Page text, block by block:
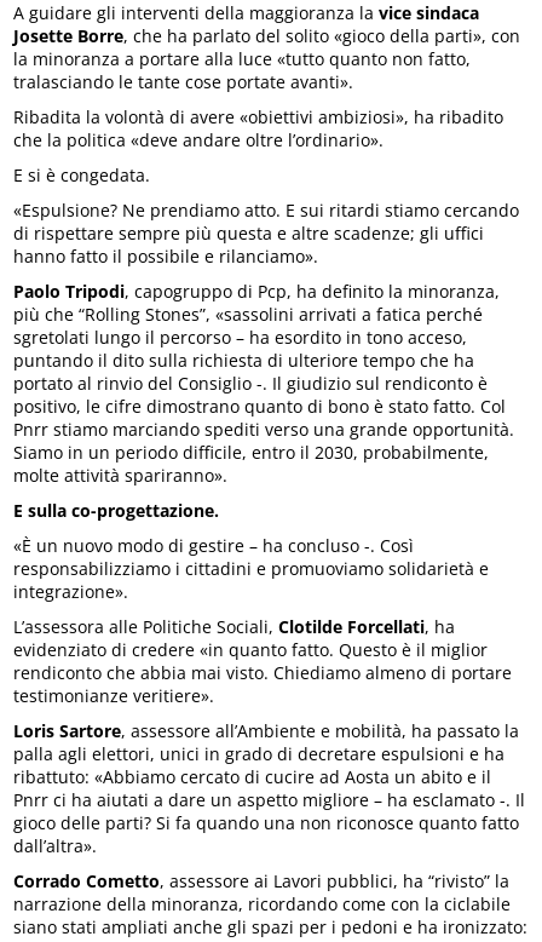
A guidare gli interventi della maggioranza lavice sindaca
Josette Borre, che ha parlato del solito «gioco della parti», con
la minoranza a portare alla luce «tutto quanto non fatto,
tralasciando le tante cose portate avanti».
Ribadita la volontà di avere «obiettivi ambiziosi», ha ribadito
che la politica «deve andare oltre l’ordinario».
E si è congedata.
«Espulsione? Ne prendiamo atto. E sui ritardi stiamo cercando
di rispettare sempre più questa e altre scadenze; gli uffici
hanno fatto il possibile e rilanciamo».
Paolo Tripodi, capogruppo di Pcp, ha definito la minoranza,
più che “Rolling Stones”, «sassolini arrivati a fatica perché
sgretolati lungo il percorso – ha esordito in tono acceso,
puntando il dito sulla richiesta di ulteriore tempo che ha
portato al rinvio del Consiglio -. Il giudizio sul rendiconto è
positivo, le cifre dimostrano quanto di bono è stato fatto. Col
Pnrr stiamo marciando spediti verso una grande opportunità.
Siamo in un periodo difficile, entro il 2030, probabilmente,
molte attività spariranno».
E sulla co-progettazione.
«È un nuovo modo di gestire – ha concluso -. Così
responsabilizziamo i cittadini e promuoviamo solidarietà e
integrazione».
L’assessora alle Politiche Sociali,Clotilde Forcellati, ha
evidenziato di credere «in quanto fatto. Questo è il miglior
rendiconto che abbia mai visto. Chiediamo almeno di portare
testimonianze veritiere».
Loris Sartore, assessore all’Ambiente e mobilità, ha passato la
palla agli elettori, unici in grado di decretare espulsioni e ha
ribattuto: «Abbiamo cercato di cucire ad Aosta un abito e il
Pnrr ci ha aiutati a dare un aspetto migliore – ha esclamato -. Il
gioco delle parti? Si fa quando una non riconosce quanto fatto
dall’altra».
Corrado Cometto, assessore ai Lavori pubblici, ha “rivisto” la
narrazione della minoranza, ricordando come con la ciclabile
siano stati ampliati anche gli spazi per i pedoni e ha ironizzato: